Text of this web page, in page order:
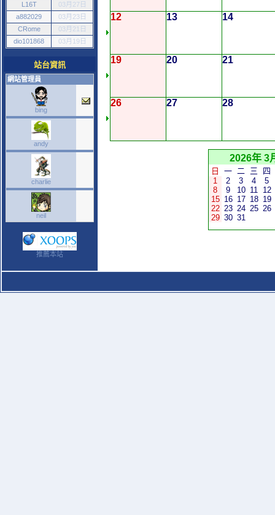
L16T
03月27日
a882029
03月23日
CRome
03月21日
dio101868
03月19日
站台資訊
網站管理員
bing
andy
charlie
neil
推薦本站
12 13 14
19 20 21
26 27 28
2026年 3
日 一 二 三
四
1
2 3 4
5
8
9 10 11 12
15 16 17 18 19
22 23 24 25 26
29 30 31